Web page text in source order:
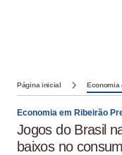
Página inicial Economia
Economia em Ribeirão
Jogos do Brasil
baixos no